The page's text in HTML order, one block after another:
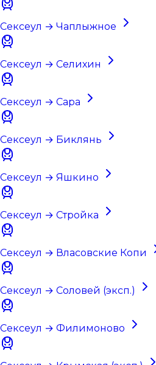
Сексеул → Чаплыжное
Сексеул → Селихин
Сексеул → Сара
Сексеул → Биклянь
Сексеул → Яшкино
Сексеул → Стройка
Сексеул → Власовские Копи
Сексеул → Соловей (эксп.)
Сексеул → Филимоново